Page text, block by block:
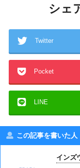
シェ
Twitter
Pocket
LINE
この記事を書いた人
インズ